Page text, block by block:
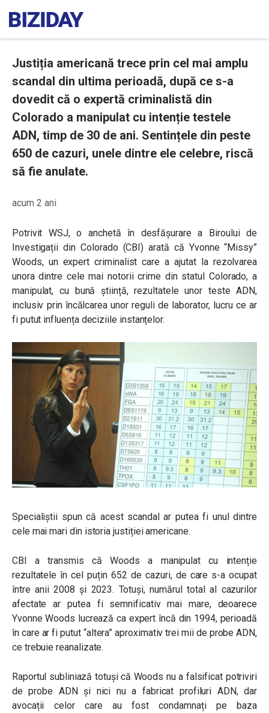
Justiția americană trece prin cel mai amplu
scandal din ultima perioadă, după ce s-a
dovedit că o expertă criminalistă din
Colorado a manipulat cu intenție testele
ADN, timp de 30 de ani. Sentințele din peste
650 de cazuri, unele dintre ele celebre, riscă
să fie anulate.
acum 2 ani
Potrivit WSJ, o anchetă în desfășurare a Biroului de
Investigații din Colorado (CBI) arată că Yvonne “Missy”
Woods, un expert criminalist care a ajutat la rezolvarea
unora dintre cele mai notorii crime din statul Colorado, a
manipulat, cu bună știință, rezultatele unor teste ADN,
inclusiv prin încălcarea unor reguli de laborator, lucru ce ar
fi putut influența deciziile instanțelor.
Specialiștii spun că acest scandal ar putea fi unul dintre
cele mai mari din istoria justiției americane.
CBI a transmis că Woods a manipulat cu intenție
rezultatele în cel puțin 652 de cazuri, de care s-a ocupat
între anii 2008 și 2023. Totuși, numărul total al cazurilor
afectate ar putea fi semnificativ mai mare, deoarece
Yvonne Woods lucrează ca expert încă din 1994, perioadă
în care ar fi putut “altera” aproximativ trei mii de probe ADN,
ce trebuie reanalizate.
Raportul subliniază totuși că Woods nu a falsificat potriviri
de probe ADN și nici nu a fabricat profiluri ADN, dar
avocații celor care au fost condamnați pe baza